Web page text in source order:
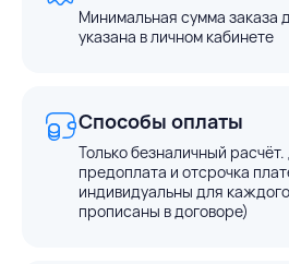
Минимальная сумма заказа
указана в личном кабинете
Способы оплаты
Только безналичный
предоплата и отсрочка
индивидуальны для
прописаны в договоре)